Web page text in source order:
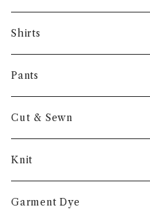
NORIEI
Other
Shirts
Pants
Cut & Sewn
Knit
Garment Dye